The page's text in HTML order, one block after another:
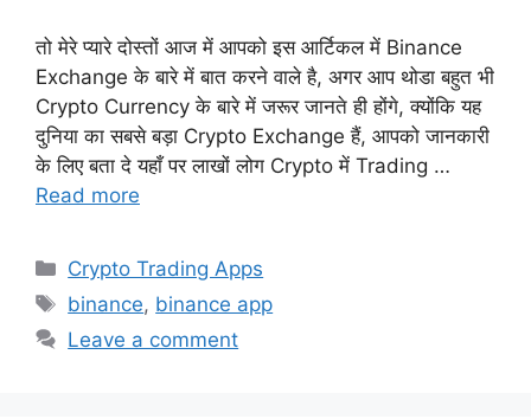
तो मेरे प्यारे दोस्तों आज में आपको इस आर्टिकल में Binance
Exchange के बारे में बात करने वाले है, अगर आप थोडा बहुत भी
Crypto Currency के बारे में जरूर जानते ही होंगे, क्योंकि यह
दुनिया का सबसे बड़ा Crypto Exchange हैं, आपको जानकारी
के लिए बता दे यहाँ पर लाखों लोग Crypto में Trading …
Read more
Categories
Crypto Trading Apps
Tags
binance, binance app
Leave a comment